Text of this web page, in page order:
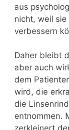
aus
nicht, weil
verbessern
Daher bleibt
aber auch
dem
wird, die
die
entnommen.